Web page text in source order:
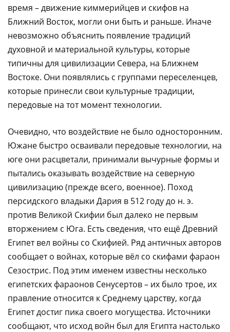
время – движение киммерийцев и скифов на
Ближний Восток, могли они быть и раньше. Иначе
невозможно объяснить появление традиций
духовной и материальной культуры, которые
типичны для цивилизации Севера, на Ближнем
Востоке. Они появлялись с группами переселенцев,
которые принесли свои культурные традиции,
передовые на тот момент технологии.
Очевидно, что воздействие не было односторонним.
Южане быстро осваивали передовые технологии, на
юге они расцветали, принимали вычурные формы и
пытались оказывать воздействие на северную
цивилизацию (прежде всего, военное). Поход
персидского владыки Дария в 512 году до н. э.
против Великой Скифии был далеко не первым
вторжением с Юга. Есть сведения, что ещё Древний
Египет вел войны со Скифией. Ряд античных авторов
сообщает о войнах, которые вёл со скифами фараон
Сезострис. Под этим именем известны несколько
египетских фараонов Сенусертов – их было трое, их
правление относится к Среднему царству, когда
Египет достиг пика своего могущества. Источники
сообщают, что исход войн был для Египта настолько